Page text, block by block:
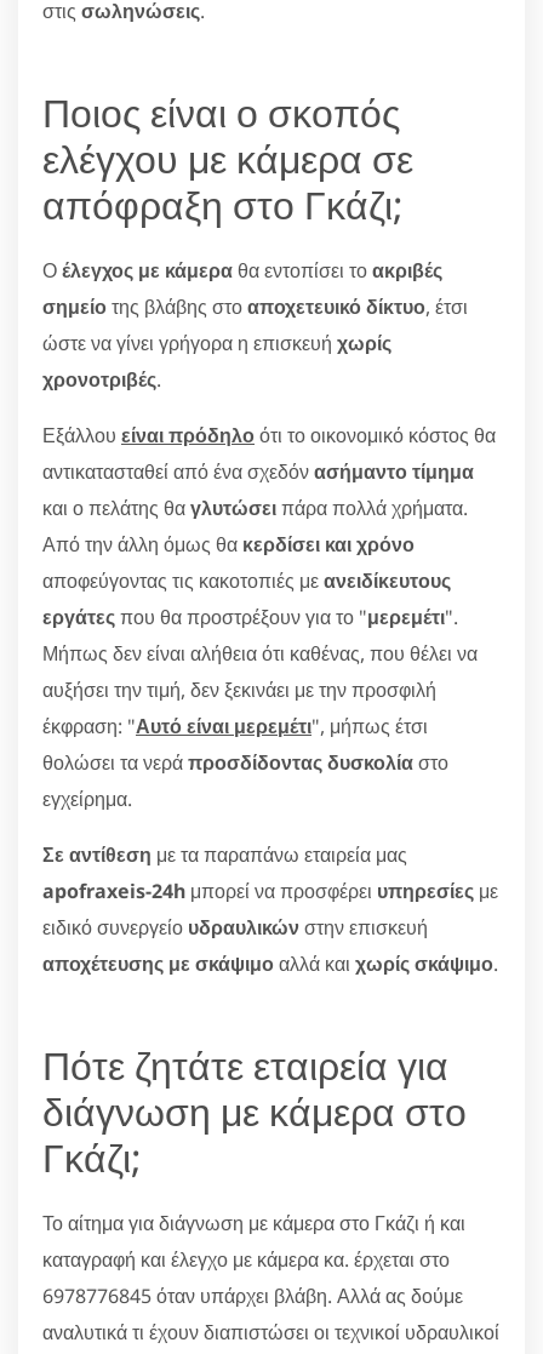
στις σωληνώσεις.
Ποιος είναι ο σκοπός
ελέγχου με κάμερα σε
απόφραξη στο Γκάζι;
Οέλεγχος με κάμεραθα εντοπίσει τοακριβές
σημείοτης βλάβης στοαποχετευικό δίκτυο, έτσι
ώστε να γίνει γρήγορα η επισκευή χωρίς
χρονοτριβές.
Εξάλλου είναι πρόδηλοότι το οικονομικό κόστος θα
αντικατασταθεί από ένα σχεδόνασήμαντο τίμημα
και ο πελάτης θαγλυτώσειπάρα πολλά χρήματα.
Από την άλλη όμως θα κερδίσει και χρόνο
αποφεύγοντας τις κακοτοπιές μεανειδίκευτους
εργάτεςπου θα προστρέξουν για το "μερεμέτι".
Μήπως δεν είναι αλήθεια ότι καθένας, που θέλει να
αυξήσει την τιμή, δεν ξεκινάει με την προσφιλή
έκφραση: "Αυτό είναι μερεμέτι", μήπως έτσι
θολώσει τα νεράπροσδίδοντας δυσκολίαστο
εγχείρημα.
Σε αντίθεση με τα παραπάνω εταιρεία μας
apofraxeis-24h μπορεί να προσφέρει υπηρεσίες με
ειδικό συνεργείο υδραυλικώνστην επισκευή
αποχέτευσης με σκάψιμοαλλά και χωρίς σκάψιμο.
Πότε ζητάτε εταιρεία για
διάγνωση με κάμερα στο
Γκάζι;
Το αίτημα για διάγνωση με κάμερα στο Γκάζι ή και
καταγραφή και έλεγχο με κάμερα κα. έρχεται στο
6978776845 όταν υπάρχει βλάβη. Αλλά ας δούμε
αναλυτικά τι έχουν διαπιστώσει οι τεχνικοί υδραυλικοί